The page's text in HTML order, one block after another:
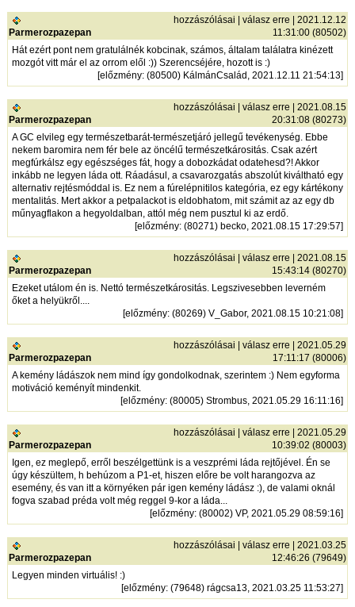
Parmerozpazepan
hozzászólásai |válasz erre | 2021.12.12
11:31:00 (80502)
Hát ezért pont nem gratulálnék kobcinak, számos, általam találatra kinézett
mozgót vitt már el az orrom elől :)) Szerencséjére, hozott is :)
[előzmény: (80500) KálmánCsalád, 2021.12.11 21:54:13]
Parmerozpazepan
hozzászólásai |válasz erre | 2021.08.15
20:31:08 (80273)
A GC elvileg egy természetbarát-természetjáró jellegű tevékenység. Ebbe
nekem baromira nem fér bele az öncélű természetkárositás. Csak azért
megfúrkálsz egy egészséges fát, hogy a dobozkádat odatehesd?! Akkor
inkább ne legyen láda ott. Ráadásul, a csavarozgatás abszolút kiváltható egy
alternativ rejtésmóddal is. Ez nem a fúrelépnitilos kategória, ez egy kártékony
mentalitás. Mert akkor a petpalackot is eldobhatom, mit számit az az egy db
műnyagflakon a hegyoldalban, attól még nem pusztul ki az erdő.
[előzmény: (80271) becko, 2021.08.15 17:29:57]
Parmerozpazepan
hozzászólásai |válasz erre | 2021.08.15
15:43:14 (80270)
Ezeket utálom én is. Nettó természetkárositás. Legszivesebben leverném
őket a helyükről....
[előzmény: (80269) V_Gabor, 2021.08.15 10:21:08]
Parmerozpazepan
hozzászólásai |válasz erre | 2021.05.29
17:11:17 (80006)
A kemény ládászok nem mind így gondolkodnak, szerintem :) Nem egyforma
motiváció keményít mindenkit.
[előzmény: (80005) Strombus, 2021.05.29 16:11:16]
Parmerozpazepan
hozzászólásai |válasz erre | 2021.05.29
10:39:02 (80003)
Igen, ez meglepő, erről beszélgettünk is a veszprémi láda rejtőjével. Én se
úgy készültem, h behúzom a P1-et, hiszen előre be volt harangozva az
esemény, és van itt a környéken pár igen kemény ládász :), de valami oknál
fogva szabad préda volt még reggel 9-kor a láda...
[előzmény: (80002) VP, 2021.05.29 08:59:16]
Parmerozpazepan
hozzászólásai |válasz erre | 2021.03.25
12:46:26 (79649)
Legyen minden virtuális! :)
[előzmény: (79648) rágcsa13, 2021.03.25 11:53:27]